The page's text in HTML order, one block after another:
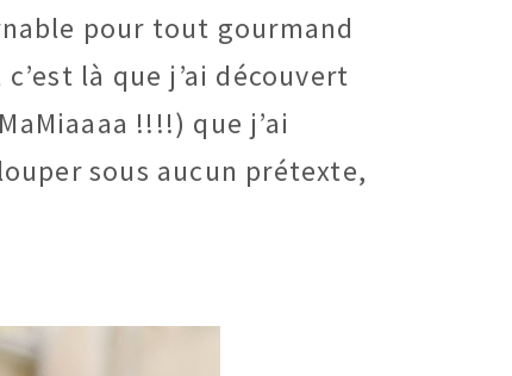
pour tout gourmand
là que j’ai découvert
!!!!) que j’ai
sous aucun prétexte,